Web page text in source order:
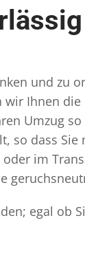
und zu
wir Ihnen die
Umzug
so dass Sie
im
egal ob